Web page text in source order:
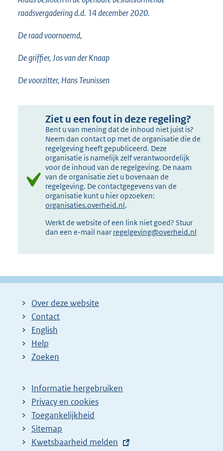
raadsvergadering d.d. 14 december 2020.
De raad voornoemd,
De griffier, Jos van der Knaap
De voorzitter, Hans Teunissen
Ziet u een fout in deze regeling?
Bent u van mening dat de inhoud niet juist is?
Neem dan contact op met de organisatie die de
regelgeving heeft gepubliceerd. Deze
organisatie is namelijk zelf verantwoordelijk
voor de inhoud van de regelgeving. De naam
van de organisatie ziet u bovenaan de
regelgeving. De contactgegevens van de
organisatie kunt u hier opzoeken:
organisaties.overheid.nl.
Werkt de website of een link niet goed? Stuur
dan een e-mail naar regelgeving@overheid.nl
Over deze website
Contact
English
Help
Zoeken
Informatie hergebruiken
Privacy en cookies
Toegankelijkheid
Sitemap
E
Kwetsbaarheid melden